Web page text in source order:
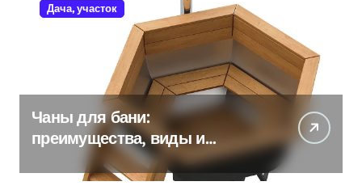
Дача, участок
Чаны для бани:
преимущества, виды и
особенности использования